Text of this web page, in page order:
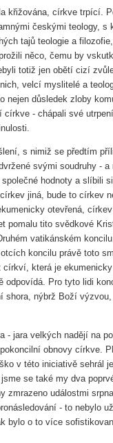
křižována, církve trpící.
českými teology, s
tajů teologie a
něco, čemu by
totiž jen obětí cizí
velcí myslitelé a
nejen důsledek zloby
- chápali své
s nimiž se předtím
svými soudruhy - a
hodnoty a slíbili
jiná, bude to církev
otevřená,
pomalu tito svědkové
vatikánském
koncilu právě toto
která je
odpovídá. Pro tyto lidi
shora, nýbrž Boží
- jara velkých nadějí na
obnovy církve.
v této iniciativě sehrál
se také my dva
událostmi
- to nebylo
bylo o to více